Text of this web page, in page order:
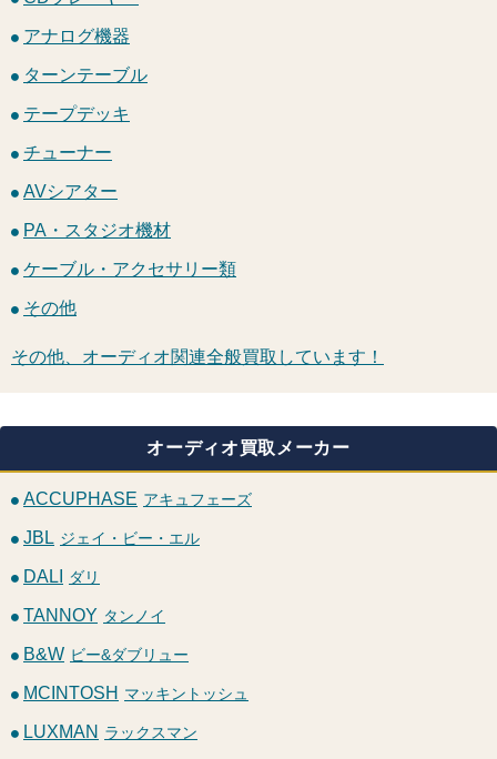
アナログ機器
ターンテーブル
テープデッキ
チューナー
AVシアター
PA・スタジオ機材
ケーブル・アクセサリー類
その他
その他、オーディオ関連全般買取しています！
オーディオ買取メーカー
ACCUPHASE アキュフェーズ
JBL ジェイ・ビー・エル
DALI ダリ
TANNOY タンノイ
B&W ビー&ダブリュー
MCINTOSH マッキントッシュ
LUXMAN ラックスマン